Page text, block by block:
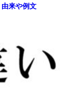
由来や例文